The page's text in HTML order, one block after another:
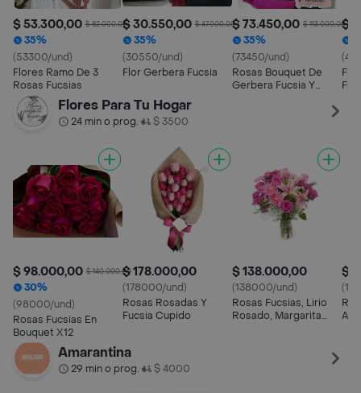
$ 53.300,00 $ 82.000,00
35%
(53300/und)
Flores Ramo De 3
Rosas Fucsias
$ 30.550,00 $ 47.000,00
35%
(30550/und)
Flor Gerbera Fucsia
$ 73.450,00 $ 113.000,00
35%
(73450/und)
Rosas Bouquet De
Gerbera Fucsia Y
$
Flores Para Tu Hogar
24 min o prog.• $ 3500
$ 98.000,00 $ 140.000,00
30%
(98000/und)
Rosas Fucsias En
Bouquet X12
$ 178.000,00
(178000/und)
Rosas Rosadas Y
Fucsia Cupido
$ 138.000,00
(138000/und)
Rosas Fucsias, Lirio
Rosado, Margarita
$
Amarantina
29 min o prog.• $ 4000